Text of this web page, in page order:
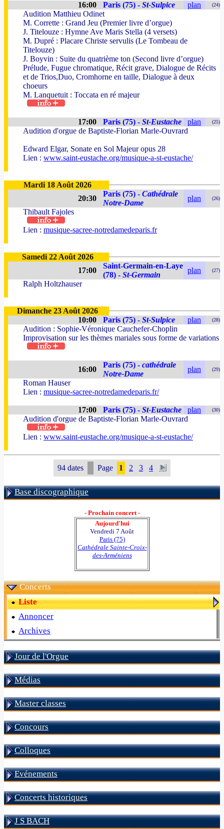
16:00 Paris (75) - St-Sulpice plan (24)
Audition Matthieu Odinet
M. Corrette : Grand Jeu (Premier livre d’orgue)
J. Titelouze : Hymne Ave Maris Stella (4 versets)
M. Dupré : Placare Christe servulis (Le Tombeau de
Titelouze)
J. Boyvin : Suite du quatrième ton (Second livre d’orgue)
Prélude, Fugue chromatique, Récit grave, Dialogue de Récits
et de Trios,Duo, Cromhorne en taille, Dialogue à deux
choeurs
M. Lanquetuit : Toccata en ré majeur
17:00 Paris (75) - St-Eustache plan (25)
Audition d'orgue de Baptiste-Florian Marle-Ouvrard
Edward Elgar, Sonate en Sol Majeur opus 28
Lien : www.saint-eustache.org/musique-a-st-eustache/
Mardi 18 Août 2026
20:30
Paris (75) - Cathédrale
Notre-Dame
plan (26)
Thibault Fajoles
Lien : musique-sacree-notredamedeparis.fr
Samedi 22 Août 2026
17:00
Saint-Germain-en-Laye
(78) - St-Germain
plan (27)
Ralph Holtzhauser
Dimanche 23 Août 2026
10:00
Paris (75) - St-Sulpice plan (28)
Audition : Sophie-Véronique Cauchefer-Choplin
Improvisation sur les thèmes mariales sous forme de variations
16:00
Paris (75) - cathédrale
Notre-Dame
plan (29)
Roman Hauser
Lien : musique-sacree-notredamedeparis.fr/
17:00 Paris (75) - St-Eustache plan (30)
Audition d'orgue de Baptiste-Florian Marle-Ouvrard
Lien : www.saint-eustache.org/musique-a-st-eustache/
94 dates Page 1 2 3 4
Base discographique
- Prochain concert -
Aujourd'hui
Vendredi 7 Août
Paris (75)
Cathédrale Sainte-Croix-
des-Arméniens
Concerts
Liste
Annoncer
Archives
Jour de l'Orgue
Médias
Master classes
Concours
Colloques
Evénements
Concerts historiques
J S BACH